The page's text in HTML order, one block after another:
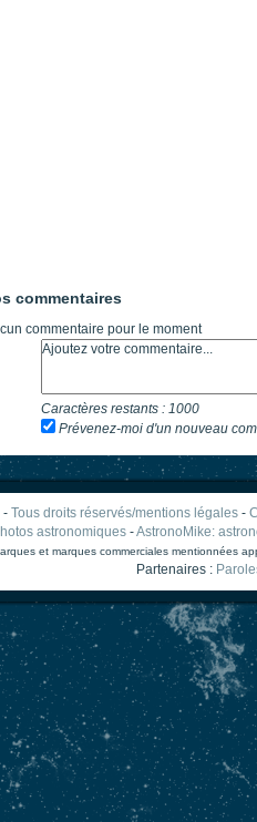
commentaires
commentaire pour le moment
Caractères restants : 1000
Prévenez-moi d'un nouveau
- Tous droits réservés/mentions légales-
astronomiques -AstronoMike:
et marques commerciales mentionnées
Partenaires :